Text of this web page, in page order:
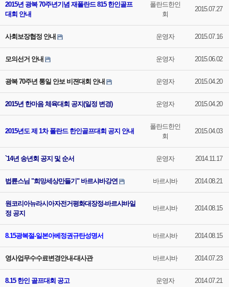
2015년 광복 70주년기념 재폴란드 815 한인골프
대회 안내
폴란드한인
회
2015.07.27
사회보장협정 안내 운영자 2015.07.16
모의선거 안내 운영자 2015.06.02
광복 70주년 통일 안보 비젼대회 안내 운영자 2015.04.20
2015년 한마음 체육대회 공지(일정 변경) 운영자 2015.04.20
2015년도 제 1차 폴란드 한인골프대회 공지 안내
폴란드한인
회
2015.04.03
`14년 송년회 공지 및 순서 운영자 2014.11.17
법륜스님 "희망세상만들기" 바르샤바강연 바르샤바 2014.08.21
원코리아뉴라시아자전거평화대장정-바르샤바일
정 공지
바르샤바 2014.08.15
8.15광복절-일본아베정권규탄성명서 바르샤바 2014.08.15
영사업무수수료변경안내-대사관 바르샤바 2014.07.23
8.15 한인 골프대회 공고 운영자 2014.07.21